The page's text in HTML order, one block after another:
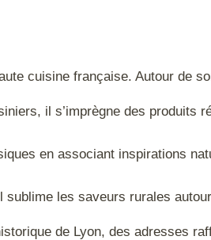
cuisine française. Autour de
il s’imprègne des produits
en associant inspirations
les saveurs rurales
de Lyon, des adresses